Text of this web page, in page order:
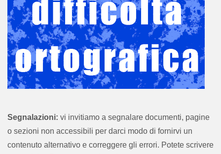
Segnalazioni: vi invitiamo a segnalare documenti, pagine
o sezioni non accessibili per darci modo di fornirvi un
contenuto alternativo e correggere gli errori. Potete scrivere